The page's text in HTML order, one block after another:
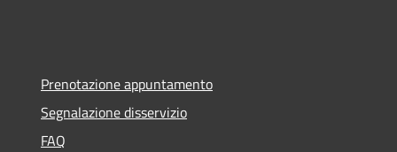
Prenotazione appuntamento
Segnalazione disservizio
FAQ